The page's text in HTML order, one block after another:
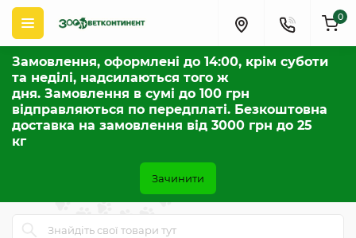
Замовлення, оформлені до 14:00, крім суботи
та неділі, надсилаються того ж
дня. Замовлення в сумі до 100 грн
відправляються по передплаті. Безкоштовна
доставка на замовлення від 3000 грн до 25
кг
Зачинити
0